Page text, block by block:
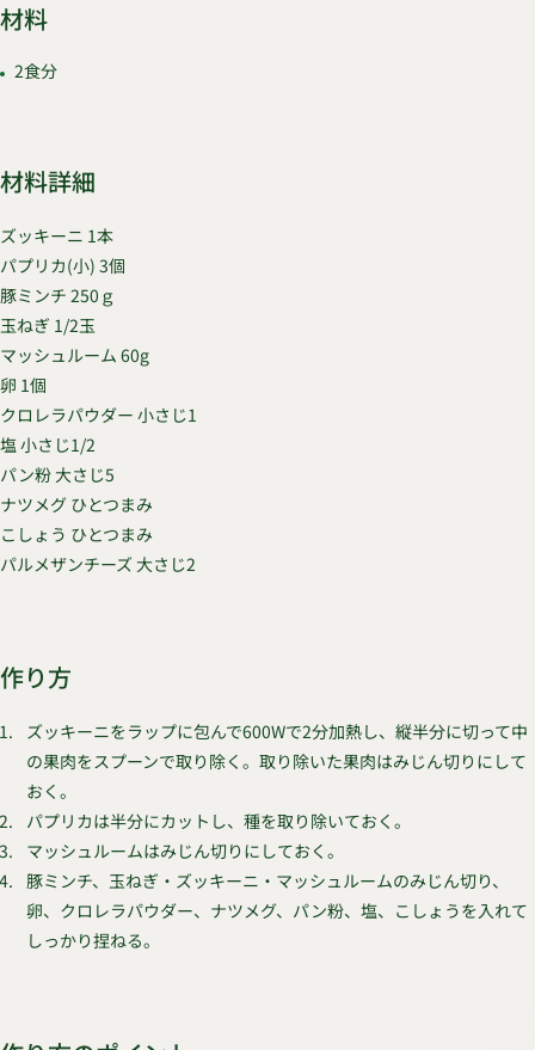
材料
2食分
材料詳細
ズッキーニ 1本
パプリカ(小) 3個
豚ミンチ 250ｇ
玉ねぎ 1/2玉
マッシュルーム 60g
卵 1個
クロレラパウダー 小さじ1
塩 小さじ1/2
パン粉 大さじ5
ナツメグ ひとつまみ
こしょう ひとつまみ
パルメザンチーズ 大さじ2
作り方
ズッキーニをラップに包んで600Wで2分加熱し、縦半分に切って中
の果肉をスプーンで取り除く。取り除いた果肉はみじん切りにして
おく。
パプリカは半分にカットし、種を取り除いておく。
マッシュルームはみじん切りにしておく。
豚ミンチ、玉ねぎ・ズッキーニ・マッシュルームのみじん切り、
卵、クロレラパウダー、ナツメグ、パン粉、塩、こしょうを入れて
しっかり捏ねる。